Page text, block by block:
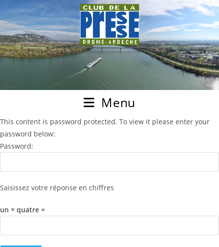
Menu
This content is password protected. To view it please enter your
password below:
Password:
Saisissez votre réponse en chiffres
un × quatre =